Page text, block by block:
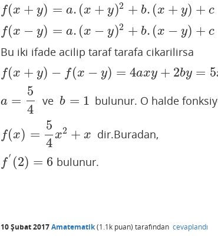
f(x + y) = a. (x + y)2 + b. (x + y) + c
f(x+y )=a.(x +y) 2+b.(x +y +c
f(x − y) = a. (x − y)2 + b. (x − y) + c
f(x−y )=a.(x −y) 2+b.(x −y +c
Bu iki ifade acilip taraf tarafa cikarilirsa
f(x + y) − f(x − y) = 4axy + 2by = 5
f(x+y )−f (x− y)= 4axy +2 by= 5x y+2y
a =
5
4
a=54 ve b = 1
b =1 bulunur. O halde
f(x) =
5
4
x2 + x
f(x)=5 4x2 +x dir.Buradan,
f
′ (2) = 6
f′( 2)=6 bulunur.
10 Şubat 2017Amatematik(1.1k puan) tarafından cevaplandı